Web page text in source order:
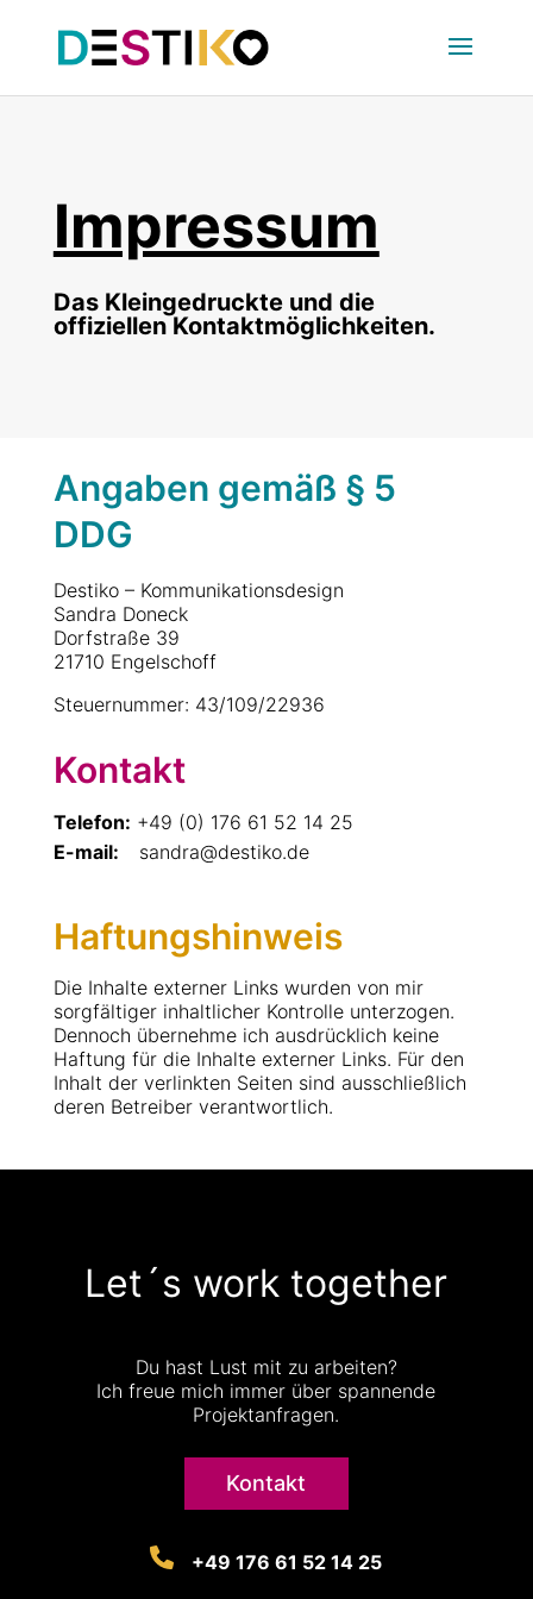
Impressum
Das Kleingedruckte und die
offiziellen Kontaktmöglichkeiten.
Angaben gemäß § 5
DDG
Destiko – Kommunikationsdesign
Sandra Doneck
Dorfstraße 39
21710 Engelschoff
Steuernummer: 43/109/22936
Kontakt
Telefon: +49 (0) 176 61 52 14 25
E-mail:
sandra@destiko.de
Haftungshinweis
Die Inhalte externer Links wurden von mir
sorgfältiger inhaltlicher Kontrolle unterzogen.
Dennoch übernehme ich ausdrücklich keine
Haftung für die Inhalte externer Links. Für den
Inhalt der verlinkten Seiten sind ausschließlich
deren Betreiber verantwortlich.
Let´s work together
Du hast Lust mit zu arbeiten?
Ich freue mich immer über spannende
Projektanfragen.
Kontakt
+49 176 61 52 14 25